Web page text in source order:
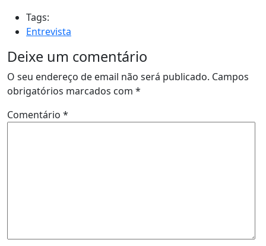
Tags:
Entrevista
Deixe um comentário
O seu endereço de email não será publicado. Campos
obrigatórios marcados com *
Comentário *